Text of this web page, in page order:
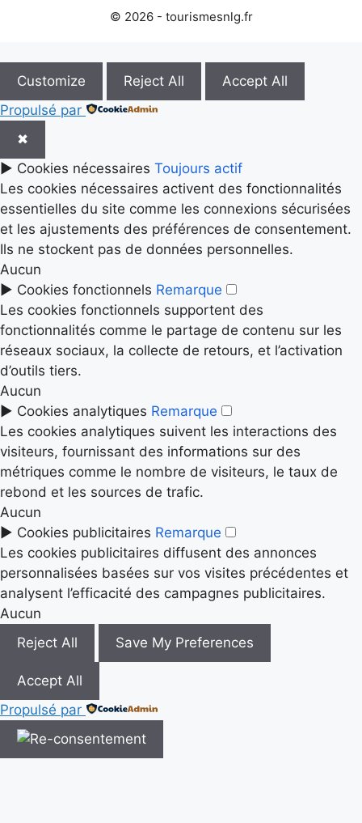
© 2026 - tourismesnlg.fr
Customize Reject All
Accept All
Propulsé par
✖
► Cookies nécessaires Toujours actif
Les cookies nécessaires activent des fonctionnalités
essentielles du site comme les connexions sécurisées
et les ajustements des préférences de consentement.
Ils ne stockent pas de données personnelles.
Aucun
► Cookies fonctionnels Remarque
Les cookies fonctionnels supportent des
fonctionnalités comme le partage de contenu sur les
réseaux sociaux, la collecte de retours, et l’activation
d’outils tiers.
Aucun
► Cookies analytiques Remarque
Les cookies analytiques suivent les interactions des
visiteurs, fournissant des informations sur des
métriques comme le nombre de visiteurs, le taux de
rebond et les sources de trafic.
Aucun
► Cookies publicitaires Remarque
Les cookies publicitaires diffusent des annonces
personnalisées basées sur vos visites précédentes et
analysent l’efficacité des campagnes publicitaires.
Aucun
Reject All
Save My Preferences
Accept All
Propulsé par